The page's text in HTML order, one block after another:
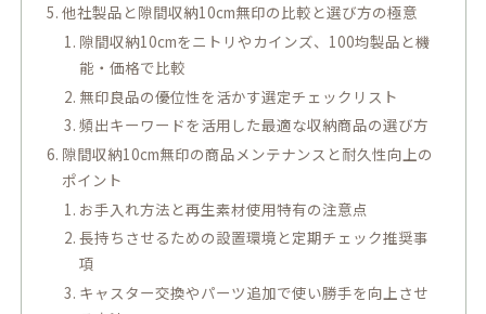
他社製品と隙間収納10cm無印の比較と選び方の極意
隙間収納10cmをニトリやカインズ、100均製品と機
能・価格で比較
無印良品の優位性を活かす選定チェックリスト
頻出キーワードを活用した最適な収納商品の選び方
隙間収納10cm無印の商品メンテナンスと耐久性向上の
ポイント
お手入れ方法と再生素材使用特有の注意点
長持ちさせるための設置環境と定期チェック推奨事
項
キャスター交換やパーツ追加で使い勝手を向上させ